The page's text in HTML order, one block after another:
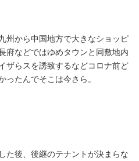
州から中国地方で大きなショッピ
府などではゆめタウンと同敷地内
ザらスを誘致するなどコロナ前ど
ったんでそこは今さら。
た後、後継のテナントが決まらな